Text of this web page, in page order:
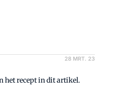
28 MRT. 23
het recept in dit artikel.